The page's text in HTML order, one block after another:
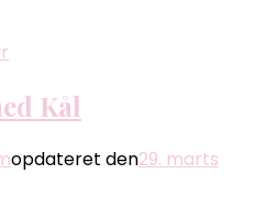
Kål
opdateret den29. marts